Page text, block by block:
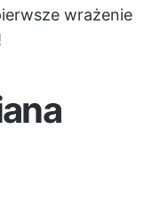
wrażenie